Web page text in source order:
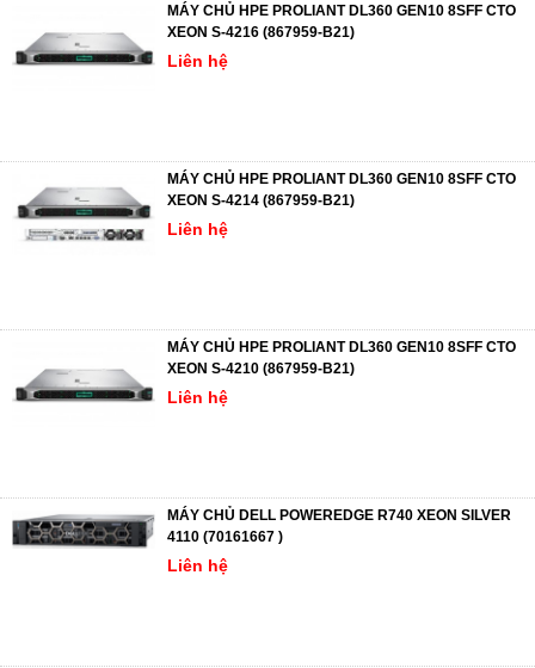
MÁY CHỦ HPE PROLIANT DL360 GEN10 8SFF CTO
XEON S-4216 (867959-B21)
Liên hệ
MÁY CHỦ HPE PROLIANT DL360 GEN10 8SFF CTO
XEON S-4214 (867959-B21)
Liên hệ
MÁY CHỦ HPE PROLIANT DL360 GEN10 8SFF CTO
XEON S-4210 (867959-B21)
Liên hệ
MÁY CHỦ DELL POWEREDGE R740 XEON SILVER
4110 (70161667 )
Liên hệ